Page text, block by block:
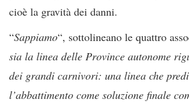
cioè la gravità dei danni.
“Sappiamo“, sottolineano le quattro
sia la linea delle Province autonome
dei grandi carnivori: una linea che
l’abbattimento come soluzione finale